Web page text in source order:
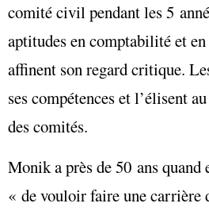
comité civil pendant les 5
aptitudes en comptabilité et
affinent son regard critique.
ses compétences et l’élisent
des comités.
Monik a près de 50 ans
« de vouloir faire une carrière